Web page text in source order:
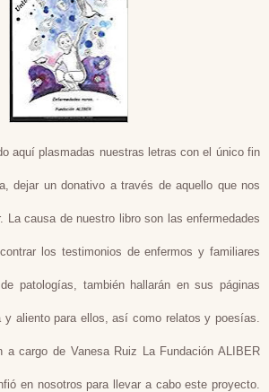
aquí plasmadas nuestras letras con el único fin
dejar un donativo a través de aquello que nos
La causa de nuestro libro son las enfermedades
los testimonios de enfermos y familiares
patologías, también hallarán en sus páginas
y aliento para ellos, así como relatos y poesías.
a cargo de Vanesa Ruiz La Fundación ALIBER
en nosotros para llevar a cabo este proyecto.